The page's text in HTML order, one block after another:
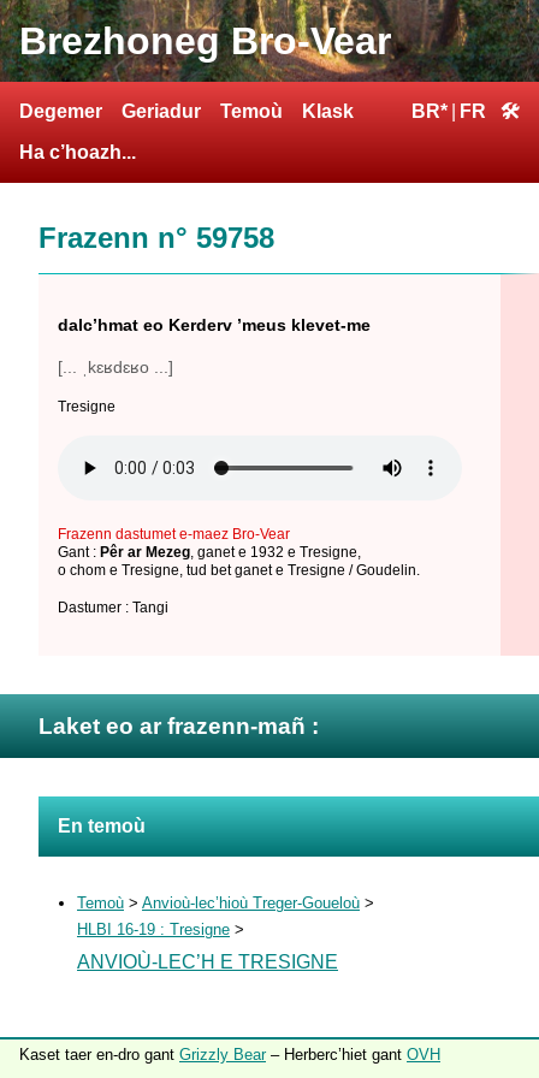
Brezhoneg Bro-Vear
Degemer Geriadur Temoù
Klask
Ha c’hoazh...
BR* FR 🛠
Frazenn n° 59758
dalc’hmat eo Kerderv ’meus klevet-me
[... ˌkɛʁdɛʁo ...]
Tresigne
Frazenn dastumet e-maez Bro-Vear
Gant : Pêr ar Mezeg ganet e 1932 e Tresigne
o chom e Tresigne tud bet ganet e Tresigne / Goudelin
Dastumer : Tangi
Laket eo ar frazenn-mañ :
En temoù
Temoù > Anvioù-lec’hioù Treger-Goueloù >
HLBI 16-19 : Tresigne >
ANVIOÙ-LEC’H E TRESIGNE
Kaset taer en-dro gant Grizzly Bear– Herberc’hiet gant OVH